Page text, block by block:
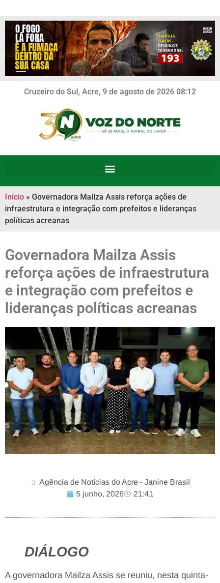
Cruzeiro do Sul, Acre, 9 de agosto de 2026 08:12
Início » Governadora Mailza Assis reforça ações de
infraestrutura e integração com prefeitos e lideranças
políticas acreanas
Governadora Mailza Assis
reforça ações de infraestrutura
e integração com prefeitos e
lideranças políticas acreanas
Agência de Notícias do Acre - Janine Brasil
5 junho, 2026
21:41
DIÁLOGO
A governadora Mailza Assis se reuniu, nesta quinta-